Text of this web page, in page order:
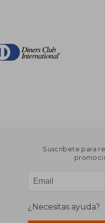
Suscríbete para
¿Necesitas ayuda?